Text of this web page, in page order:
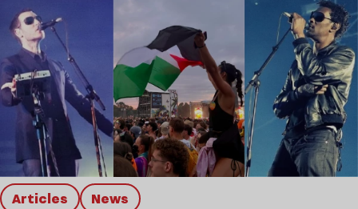
Articles news